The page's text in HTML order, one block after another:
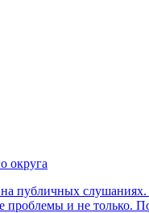
округа
публичных
и не только.